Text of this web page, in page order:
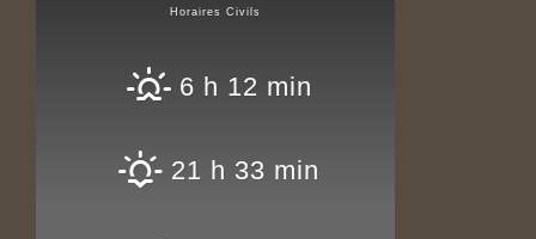
Horaires Civils
6 h 12 min
21 h 33 min